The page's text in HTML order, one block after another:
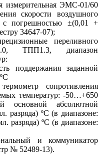
измерительная ЭМС-01/60
скорости воздушного
погрешностью ±(0,01 +
34647-07);
переливного
ТПП1.3, диапазон
поддержания заданной
сопротивления
температур: -50…+650
основной абсолютной
разряда) ºC (в диапазоне:
разряда) ºC (в диапазоне:
и коммуникатор
№ 52489-13).